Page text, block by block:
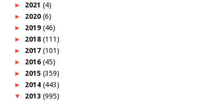
► 2021 (4)
► 2020 (6)
► 2019 (46)
► 2018 (111)
► 2017 (101)
► 2016 (45)
► 2015 (359)
► 2014 (443)
▼ 2013 (995)